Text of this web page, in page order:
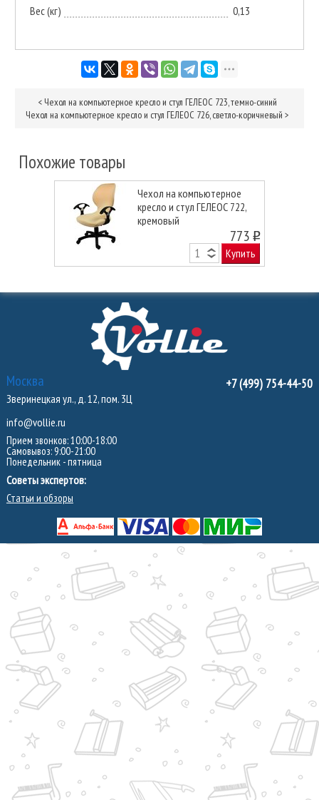
Вес (кг)
0,13
< Чехол на компьютерное кресло и стул ГЕЛЕОС 723, темно-синий
Чехол на компьютерное кресло и стул ГЕЛЕОС 726, светло-коричневый >
Похожие товары
Чехол на компьютерное
кресло и стул ГЕЛЕОС 722,
кремовый
773 o
Купить
Москва
Зверинецкая ул., д. 12, пом. 3Ц
info@vollie.ru
Прием звонков: 10:00-18:00
Самовывоз: 9:00-21:00
Понедельник - пятница
Советы экспертов:
Статьи и обзоры
+7 (499) 754-44-50